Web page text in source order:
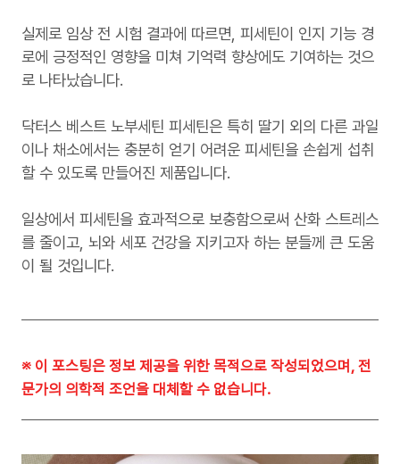
실제로 임상 전 시험 결과에 따르면, 피세틴이 인지 기능 경
로에 긍정적인 영향을 미쳐 기억력 향상에도 기여하는 것으
로 나타났습니다.
닥터스 베스트 노부세틴 피세틴은 특히 딸기 외의 다른 과일
이나 채소에서는 충분히 얻기 어려운 피세틴을 손쉽게 섭취
할 수 있도록 만들어진 제품입니다.
일상에서 피세틴을 효과적으로 보충함으로써 산화 스트레스
를 줄이고, 뇌와 세포 건강을 지키고자 하는 분들께 큰 도움
이 될 것입니다.
※ 이 포스팅은 정보 제공을 위한 목적으로 작성되었으며, 전
문가의 의학적 조언을 대체할 수 없습니다.